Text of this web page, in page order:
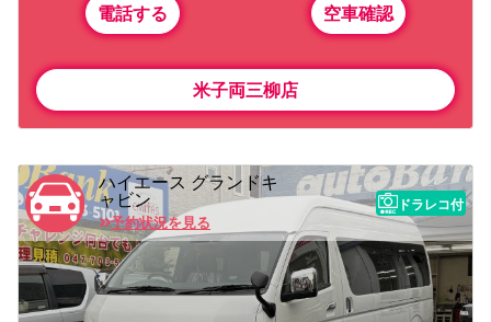
電話する 空車確認
米子両三柳店
ハイエース グランドキ
ャビン
予約状況を見る
ドラレコ付